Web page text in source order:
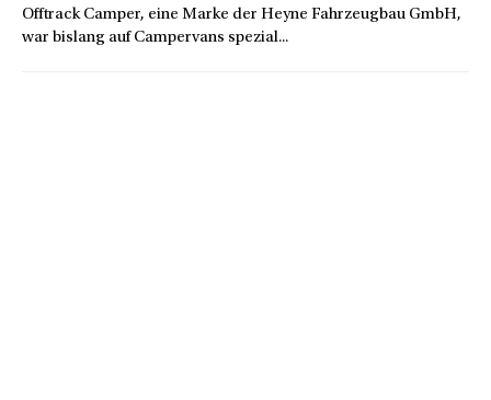
Offtrack Camper, eine Marke der Heyne Fahrzeugbau GmbH,
war bislang auf Campervans spezial...